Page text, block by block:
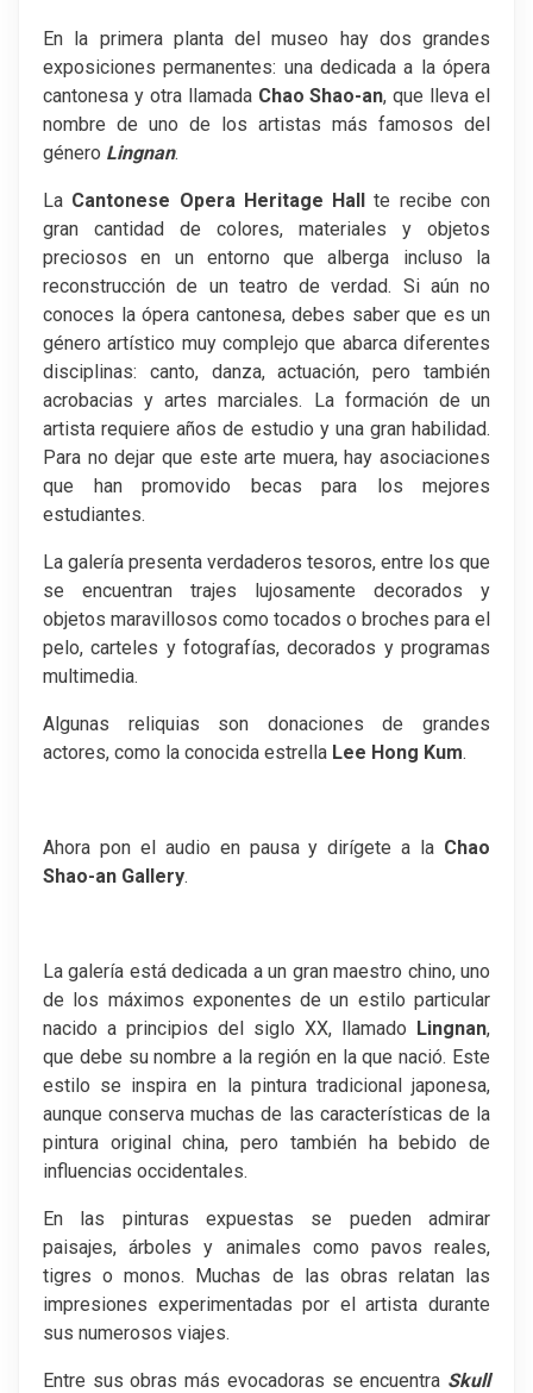
En la primera planta del museo hay dos grandes
exposiciones permanentes: una dedicada a la ópera
cantonesa y otra llamada Chao Shao-an, que lleva el
nombre de uno de los artistas más famosos del
género Lingnan.
La Cantonese Opera Heritage Hall te recibe con
gran cantidad de colores, materiales y objetos
preciosos en un entorno que alberga incluso la
reconstrucción de un teatro de verdad. Si aún no
conoces la ópera cantonesa, debes saber que es un
género artístico muy complejo que abarca diferentes
disciplinas: canto, danza, actuación, pero también
acrobacias y artes marciales. La formación de un
artista requiere años de estudio y una gran habilidad.
Para no dejar que este arte muera, hay asociaciones
que han promovido becas para los mejores
estudiantes.
La galería presenta verdaderos tesoros, entre los que
se encuentran trajes lujosamente decorados y
objetos maravillosos como tocados o broches para el
pelo, carteles y fotografías, decorados y programas
multimedia.
Algunas reliquias son donaciones de grandes
actores, como la conocida estrella Lee Hong Kum.
Ahora pon el audio en pausa y dirígete a la Chao
Shao-an Gallery.
La galería está dedicada a un gran maestro chino, uno
de los máximos exponentes de un estilo particular
nacido a principios del siglo XX, llamado Lingnan,
que debe su nombre a la región en la que nació. Este
estilo se inspira en la pintura tradicional japonesa,
aunque conserva muchas de las características de la
pintura original china, pero también ha bebido de
influencias occidentales.
En las pinturas expuestas se pueden admirar
paisajes, árboles y animales como pavos reales,
tigres o monos. Muchas de las obras relatan las
impresiones experimentadas por el artista durante
sus numerosos viajes.
Entre sus obras más evocadoras se encuentra Skull